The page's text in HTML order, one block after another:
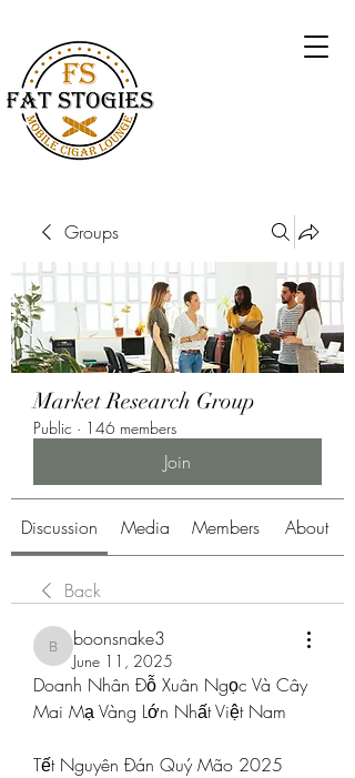
Groups
Market Research Group
Public · 146 members
Join
Discussion Media Members About
Back
boonsnake3
boonsnake3
June 11, 2025
Doanh Nhân Đỗ Xuân Ngọc Và Cây
Mai Mạ Vàng Lớn Nhất Việt Nam
Tết Nguyên Đán Quý Mão 2025